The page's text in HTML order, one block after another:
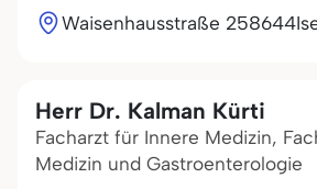
Waisenhausstraße 258644
Herr Dr. Kalman Kürti
Facharzt für Innere Medizin,
Medizin und Gastroenterologie